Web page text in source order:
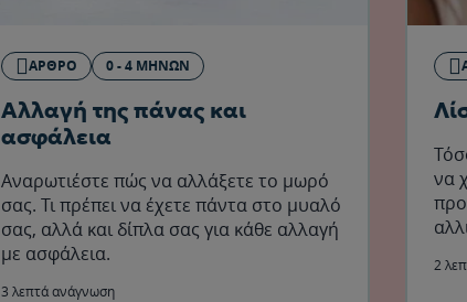
ΆΡΘΡΟ 0 - 4 ΜΗΝΏΝ
Αλλαγή της πάνας και
ασφάλεια
Αναρωτιέστε πώς να αλλάξετε το μωρό
σας. Τι πρέπει να έχετε πάντα στο μυαλό
σας, αλλά και δίπλα σας για κάθε αλλαγή
με ασφάλεια.
3 λεπτά ανάγνωση
να
2